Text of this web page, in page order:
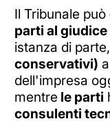
Il Tribunale può
parti al
istanza di parte,
conservativi)
dell'impresa
mentre le parti
consulenti